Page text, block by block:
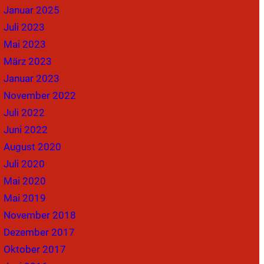
Januar 2025
Juli 2023
Mai 2023
März 2023
Januar 2023
November 2022
Juli 2022
Juni 2022
August 2020
Juli 2020
Mai 2020
Mai 2019
November 2018
Dezember 2017
Oktober 2017